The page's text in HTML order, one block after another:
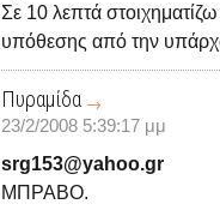
Σε 10 λεπτά
υπόθεσης από την
Πυραμίδα
23/2/2008 5:39:17 μμ
srg153@yahoo.gr
ΜΠΡΑΒΟ.